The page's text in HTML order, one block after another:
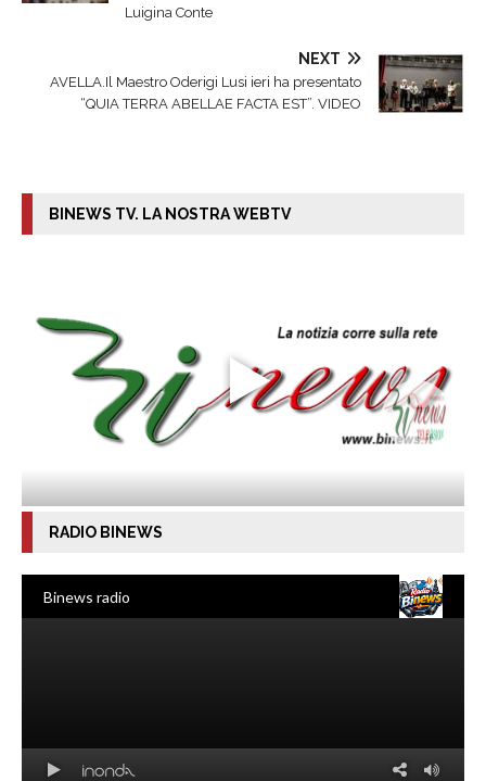
Luigina Conte
NEXT
AVELLA.Il Maestro Oderigi Lusi ieri ha presentato
“QUIA TERRA ABELLAE FACTA EST”. VIDEO
BINEWS TV. LA NOSTRA WEBTV
RADIO BINEWS